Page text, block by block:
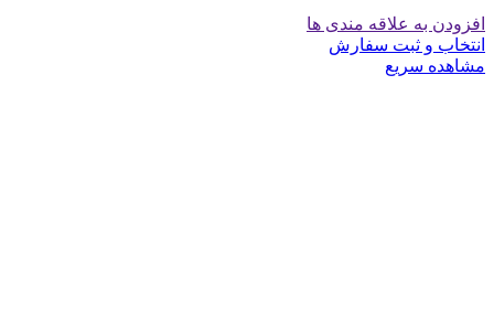
افزودن به علاقه مندی ها
انتخاب و ثبت سفارش
مشاهده سریع